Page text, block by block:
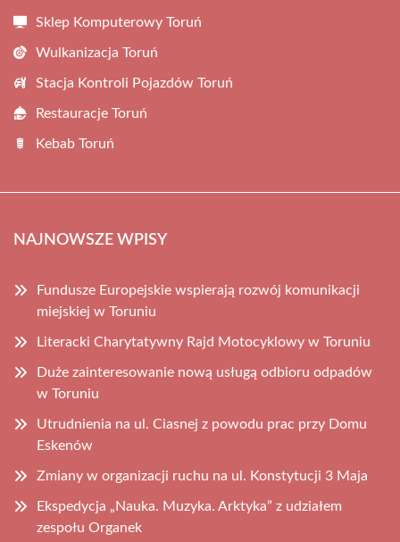
Sklep Komputerowy Toruń
Wulkanizacja Toruń
Stacja Kontroli Pojazdów Toruń
Restauracje Toruń
Kebab Toruń
NAJNOWSZE WPISY
Fundusze Europejskie wspierają rozwój komunikacji
miejskiej w Toruniu
Literacki Charytatywny Rajd Motocyklowy w Toruniu
Duże zainteresowanie nową usługą odbioru odpadów
w Toruniu
Utrudnienia na ul. Ciasnej z powodu prac przy Domu
Eskenów
Zmiany w organizacji ruchu na ul. Konstytucji 3 Maja
Ekspedycja „Nauka. Muzyka. Arktyka” z udziałem
zespołu Organek